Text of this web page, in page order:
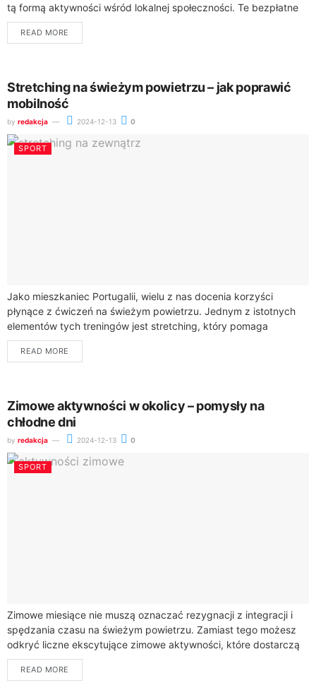
tą formą aktywności wśród lokalnej społeczności. Te bezpłatne
obiekty są atrakcyjną alternatywą dla tradycyjnych klubów...
READ MORE
Stretching na świeżym powietrzu – jak poprawić
mobilność
by redakcja 2024-12-13 0
SPORT
Jako mieszkaniec Portugalii, wielu z nas docenia korzyści
płynące z ćwiczeń na świeżym powietrzu. Jednym z istotnych
elementów tych treningów jest stretching, który pomaga
poprawić mobilność i elastyczność naszego ciała....
READ MORE
Zimowe aktywności w okolicy – pomysły na
chłodne dni
by redakcja 2024-12-13 0
SPORT
Zimowe miesiące nie muszą oznaczać rezygnacji z integracji i
spędzania czasu na świeżym powietrzu. Zamiast tego możesz
odkryć liczne ekscytujące zimowe aktywności, które dostarczą
Ci niezapomnianych wrażeń. Od wyjątkowych kuligów...
READ MORE